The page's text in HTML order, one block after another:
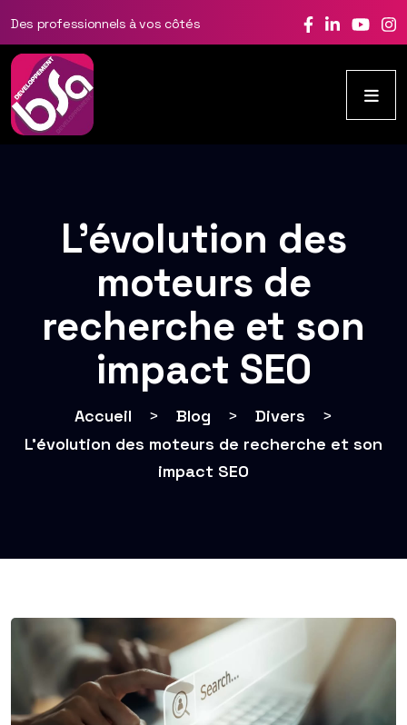
Des professionnels à vos côtés
L’évolution des
moteurs de
recherche et son
impact SEO
Accueil > Blog > Divers
>
L’évolution des moteurs de recherche et son
impact SEO